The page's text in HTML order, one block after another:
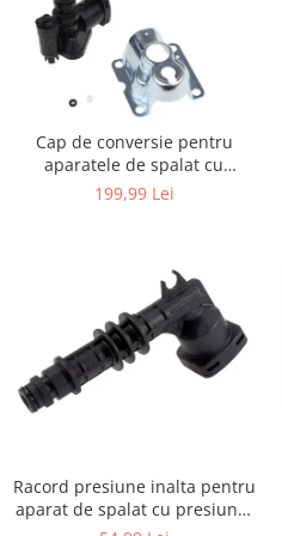
Igiena si ingrijire
Jucarii si Jocuri
Maternitate
Petshop
Accesorii animale de companie
Acvaristica
Castroane si adapatori animale
Mobila si transport animale de
Zgarzi, lese si hamuri
PC, Periferice & Software
Componente PC
Desktop PC & Monitoare
Consumabile
Periferice PC
Cap de conversie pentru
aparatele de spalat cu
presiune KARCHER K
199,99 Lei
Racord presiune inalta pentru
aparat de spalat cu presiune,